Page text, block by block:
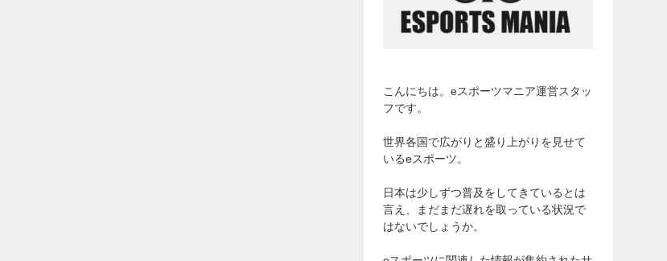
こんにちは。eスポーツマニア運営スタッ
フです。
世界各国で広がりと盛り上がりを見せて
いるeスポーツ。
日本は少しずつ普及をしてきているとは
言え、まだまだ遅れを取っている状況で
はないでしょうか。